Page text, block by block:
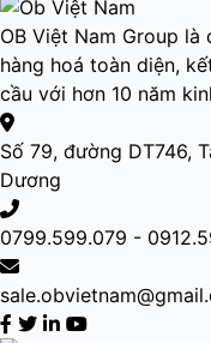
OB Việt Nam Group
hàng hoá toàn diện,
cầu với hơn 10 năm
Số 79, đường DT746,
Dương
0799.599.079 -